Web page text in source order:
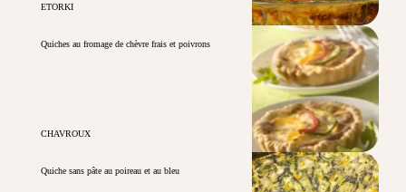
ETORKI
Quiches au fromage de chèvre frais et poivrons
CHAVROUX
Quiche sans pâte au poireau et au bleu